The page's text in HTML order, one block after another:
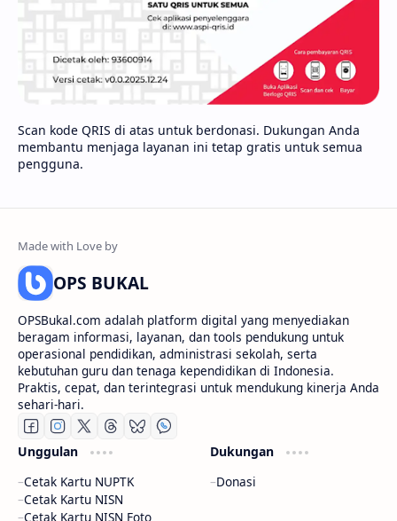
Scan kode QRIS di atas untuk berdonasi. Dukungan Anda
membantu menjaga layanan ini tetap gratis untuk semua
pengguna.
OPS BUKAL
OPSBukal.com adalah platform digital yang menyediakan
beragam informasi, layanan, dan tools pendukung untuk
operasional pendidikan, administrasi sekolah, serta
kebutuhan guru dan tenaga kependidikan di Indonesia.
Praktis, cepat, dan terintegrasi untuk mendukung kinerja Anda
sehari-hari.
Unggulan
Cetak Kartu NUPTK
Cetak Kartu NISN
Cetak Kartu NISN Foto
Dukungan
Donasi